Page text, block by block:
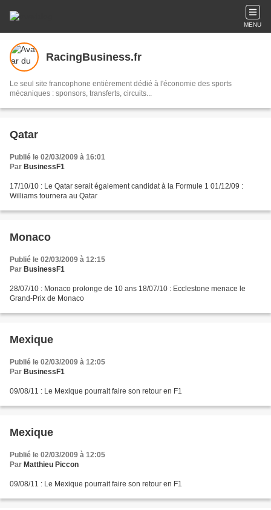
MENU
RacingBusiness.fr
Le seul site francophone entièrement dédié à l'économie des sports
mécaniques : sponsors, transferts, circuits...
Qatar
Publié le 02/03/2009 à 16:01
Par BusinessF1
17/10/10 : Le Qatar serait également candidat à la Formule 1 01/12/09 :
Williams tournera au Qatar
Monaco
Publié le 02/03/2009 à 12:15
Par BusinessF1
28/07/10 : Monaco prolonge de 10 ans 18/07/10 : Ecclestone menace le
Grand-Prix de Monaco
Mexique
Publié le 02/03/2009 à 12:05
Par BusinessF1
09/08/11 : Le Mexique pourrait faire son retour en F1
Mexique
Publié le 02/03/2009 à 12:05
Par Matthieu Piccon
09/08/11 : Le Mexique pourrait faire son retour en F1